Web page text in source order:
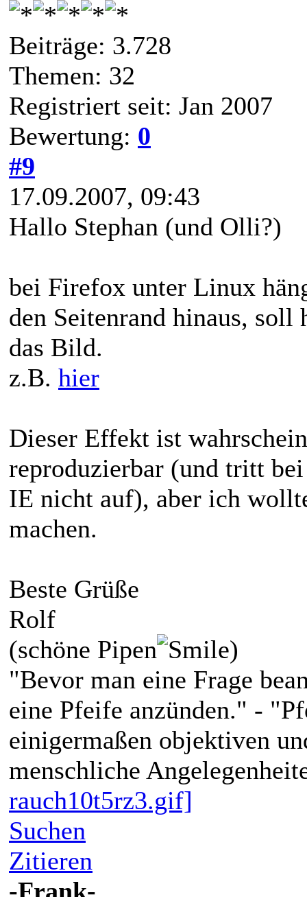
Beiträge: 3.728
Themen: 32
Registriert seit: Jan 2007
Bewertung: 0
#9
17.09.2007, 09:43
Hallo Stephan (und Olli?)
bei Firefox unter Linux
den Seitenrand hinaus, soll
das Bild.
z.B. hier
Dieser Effekt ist
reproduzierbar (und tritt
IE nicht auf), aber ich
machen.
Beste Grüße
Rolf
(schöne Pipen
)
"Bevor man eine Frage
eine Pfeife anzünden." -
einigermaßen objektiven
menschliche
rauch10t5rz3.gif]
Suchen
Zitieren
-Frank-